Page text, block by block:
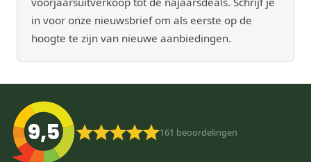
in voor onze nieuwsbrief om als eerste op de
hoogte te zijn van nieuwe aanbiedingen.
9,5 161 beoordelingen